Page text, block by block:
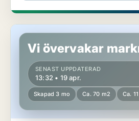
Lägenhet i Arvika
Vi övervakar
SENAST UPPDATERAD
13:32 • 19 apr.
Skapad 3 mo Ca. 70 m2 Ca.